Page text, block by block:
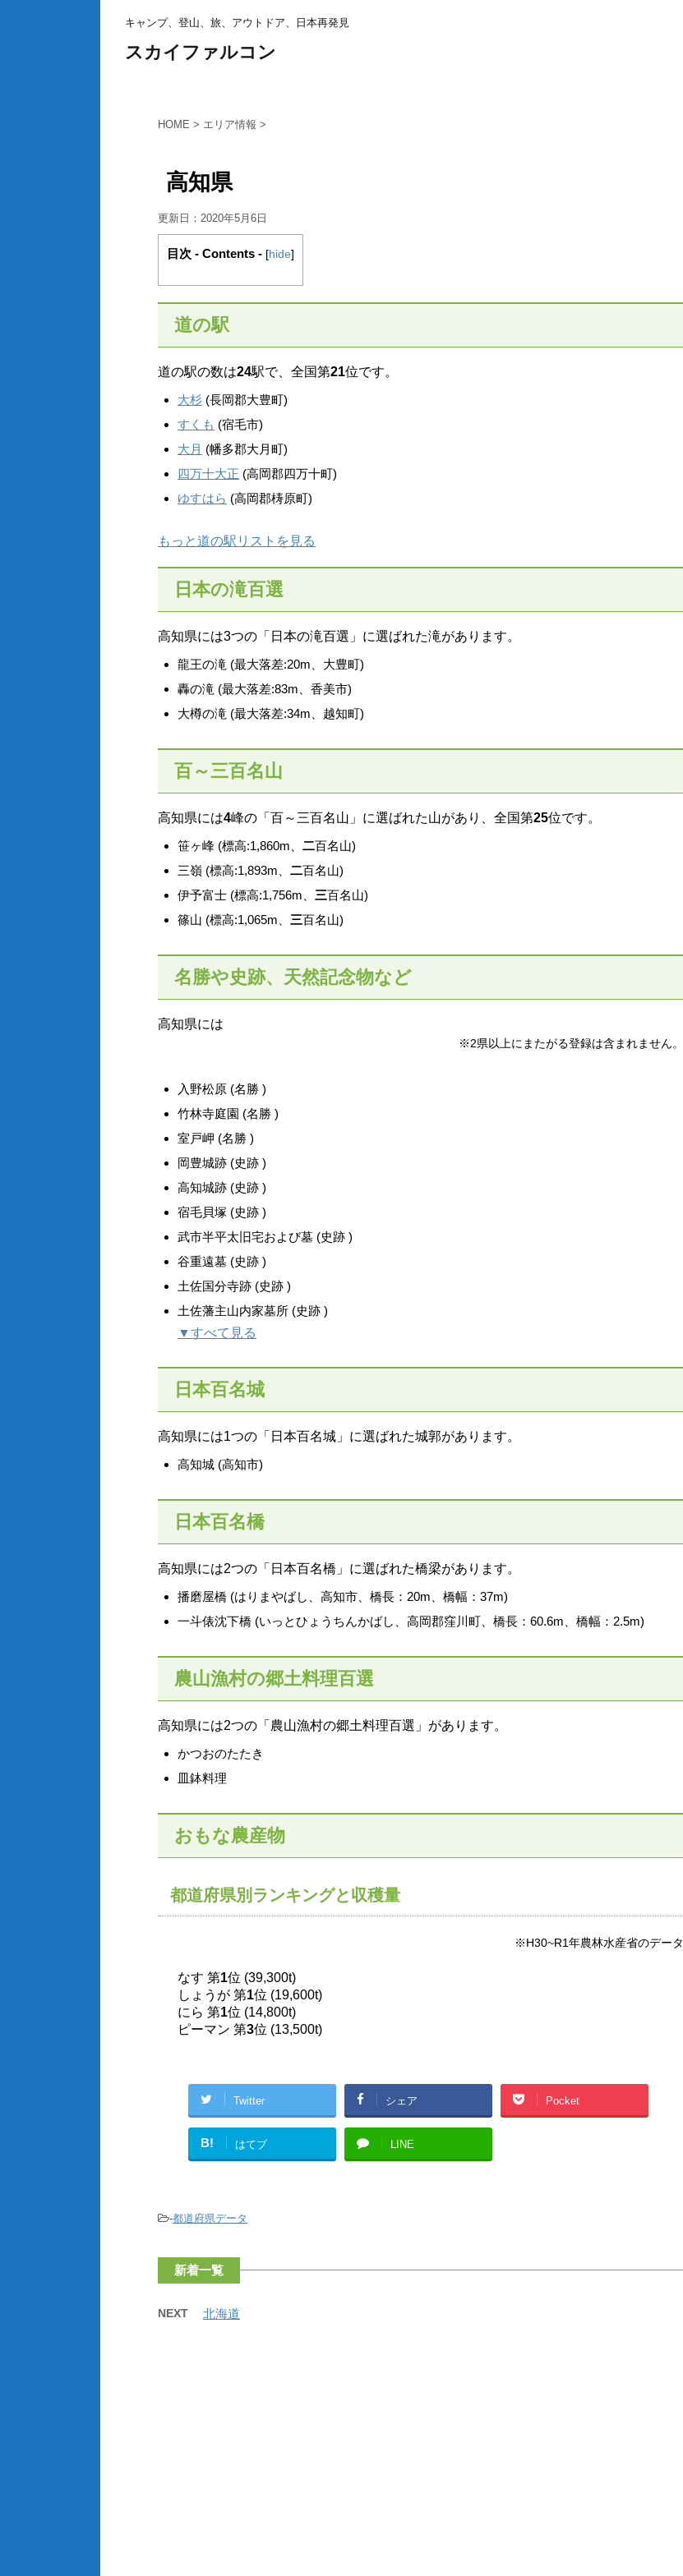
キャンプ、登山、旅、アウトドア、日本再発見
スカイファルコン
HOME > エリア情報 >
高知県
更新日： 2020年5月6日
目次 - Contents - [hide]
道の駅
道の駅の数は24駅で、全国第21位です。
大杉 (長岡郡大豊町)
すくも (宿毛市)
大月 (幡多郡大月町)
四万十大正 (高岡郡四万十町)
ゆすはら (高岡郡梼原町)
もっと道の駅リストを見る
日本の滝百選
高知県には3つの「日本の滝百選」に選ばれた滝があります。
龍王の滝 (最大落差:20m、大豊町)
轟の滝 (最大落差:83m、香美市)
大樽の滝 (最大落差:34m、越知町)
百～三百名山
高知県には4峰の「百～三百名山」に選ばれた山があり、全国第25位です。
笹ヶ峰 (標高:1,860m、 二百名山)
三嶺 (標高:1,893m、 二百名山)
伊予富士 (標高:1,756m、 三百名山)
篠山 (標高:1,065m、 三百名山)
名勝や史跡、天然記念物など
高知県には
※2県以上にまたがる登録は含まれません。
入野松原 (名勝 )
竹林寺庭園 (名勝 )
室戸岬 (名勝 )
岡豊城跡 (史跡 )
高知城跡 (史跡 )
宿毛貝塚 (史跡 )
武市半平太旧宅および墓 (史跡 )
谷重遠墓 (史跡 )
土佐国分寺跡 (史跡 )
土佐藩主山内家墓所 (史跡 )
▼すべて見る
日本百名城
高知県には1つの「日本百名城」に選ばれた城郭があります。
高知城 (高知市)
日本百名橋
高知県には2つの「日本百名橋」に選ばれた橋梁があります。
播磨屋橋 (はりまやばし、高知市、橋長：20m、橋幅：37m)
一斗俵沈下橋 (いっとひょうちんかばし、高岡郡窪川町、橋長：60.6m、橋幅：2.5m)
農山漁村の郷土料理百選
高知県には2つの「農山漁村の郷土料理百選」があります。
かつおのたたき
皿鉢料理
おもな農産物
都道府県別ランキングと収穫量
※H30~R1年農林水産省のデータ
なす 第1位 (39,300t)
しょうが 第1位 (19,600t)
にら 第1位 (14,800t)
ピーマン 第3位 (13,500t)
Twitter シェア Pocket
B! はてブ LINE
-都道府県データ
新着一覧
NEXT 北海道